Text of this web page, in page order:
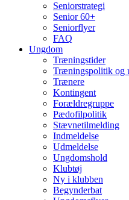
Seniorstrategi
Senior 60+
Seniorflyer
FAQ
Ungdom
Træningstider
Træningspolitik og
Trænere
Kontingent
Forældregruppe
Pædofilpolitik
Stævnetilmelding
Indmeldelse
Udmeldelse
Ungdomshold
Klubtøj
Ny i klubben
Begynderbat